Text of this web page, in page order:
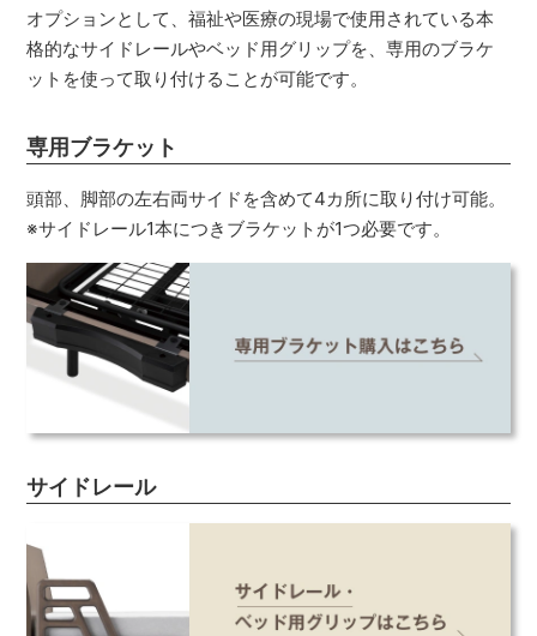
オプションとして、福祉や医療の現場で使用されている本
格的なサイドレールやベッド用グリップを、専用のブラケ
ットを使って取り付けることが可能です。
専用ブラケット
頭部、脚部の左右両サイドを含めて4カ所に取り付け可能。
※サイドレール1本につきブラケットが1つ必要です。
サイドレール